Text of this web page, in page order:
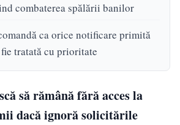
combaterea spălării banilor
ca orice notificare primită
tratată cu prioritate
să rămână fără acces la
dacă ignoră solicitările